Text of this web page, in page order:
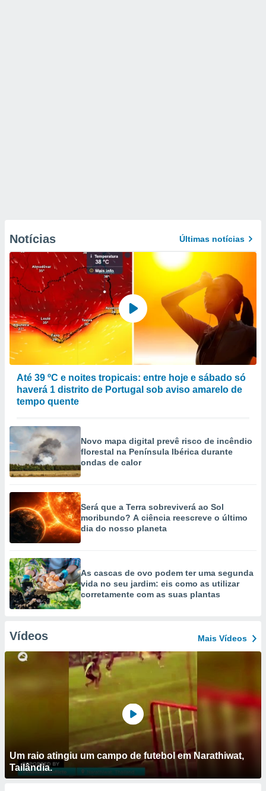
Notícias Últimas notícias
Até 39 ºC e noites tropicais: entre hoje e sábado só
haverá 1 distrito de Portugal sob aviso amarelo de
tempo quente
Novo mapa digital prevê risco de incêndio
florestal na Península Ibérica durante
ondas de calor
Será que a Terra sobreviverá ao Sol
moribundo? A ciência reescreve o último
dia do nosso planeta
As cascas de ovo podem ter uma segunda
vida no seu jardim: eis como as utilizar
corretamente com as suas plantas
Vídeos Mais Vídeos
Um raio atingiu um campo de futebol em Narathiwat,
Tailândia.